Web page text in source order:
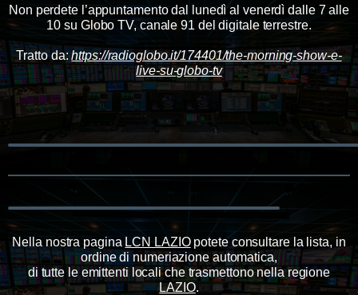
Non perdete l’appuntamento dal lunedì al venerdì dalle 7 alle
10 su Globo TV, canale 91 del digitale terrestre.
Tratto da:https://radioglobo.it/174401/the-morning-show-e-
live-su-globo-tv
Nella nostra pagina LCN LAZIOpotete consultare la lista, in
ordine di numeriazione automatica,
di tutte le emittenti locali che trasmettono nella regione
LAZIO.